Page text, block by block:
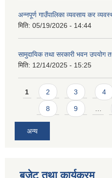
अन्नपूर्ण गाउँपालिका व्यवसाय कर
मिति: 05/19/2026 - 14:44
सामुदायिक तथा सरकारी भवन उपयोग
मिति: 12/14/2025 - 15:25
Pages
1 2 3 4
8 9
अन्य
बजेट तथा कार्यक्रम